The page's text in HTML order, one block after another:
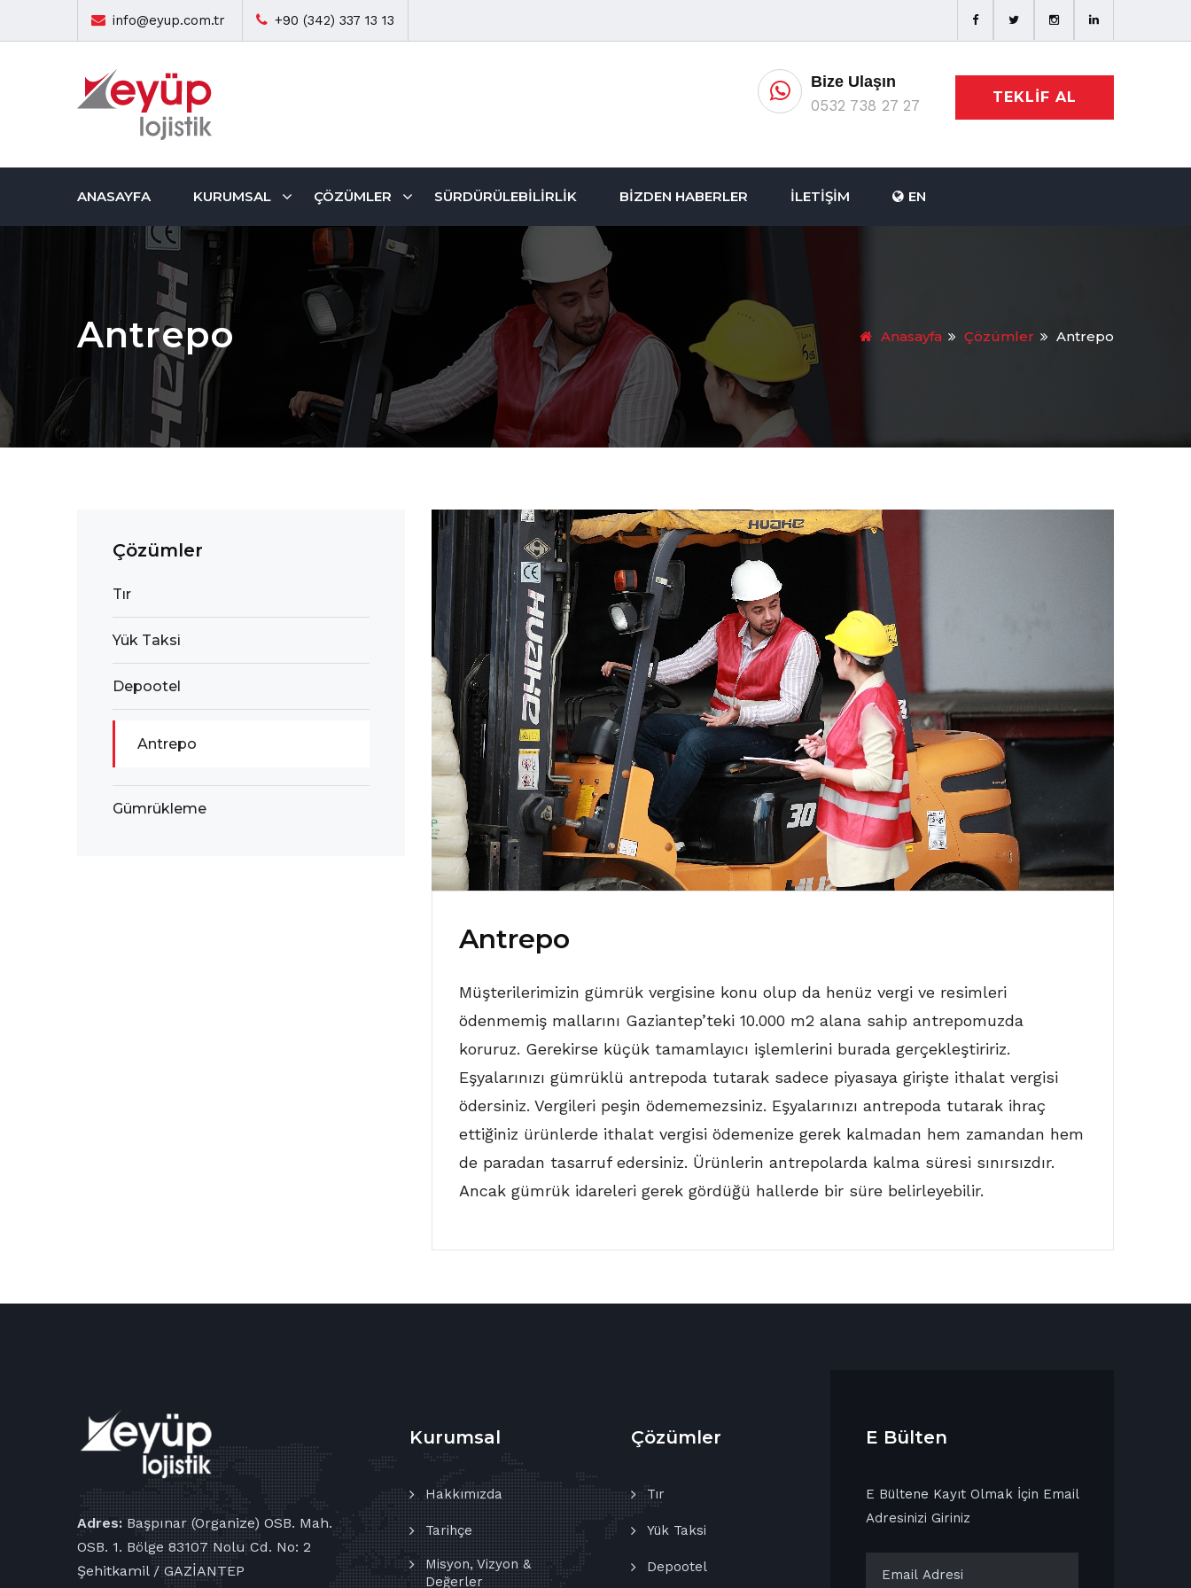
info@eyup.com.tr +90 (342) 337 13 13
TEKLIF AL
Bize Ulaşın
0532 738 27 27
ANASAYFA KURUMSAL ÇÖZÜMLER SÜRDÜRÜLEBILIRLIK BIZDEN HABERLER İLETIŞIM EN
Antrepo Anasayfa Çözümler Antrepo
Çözümler
Tır
Yük Taksi
Depootel
Antrepo
Gümrükleme
Antrepo
Müşterilerimizin gümrük vergisine konu olup da henüz vergi ve resimleri
ödenmemiş mallarını Gaziantep’teki 10.000 m2 alana sahip antrepomuzda
koruruz. Gerekirse küçük tamamlayıcı işlemlerini burada gerçekleştiririz.
Eşyalarınızı gümrüklü antrepoda tutarak sadece piyasaya girişte ithalat vergisi
ödersiniz. Vergileri peşin ödememezsiniz. Eşyalarınızı antrepoda tutarak ihraç
ettiğiniz ürünlerde ithalat vergisi ödemenize gerek kalmadan hem zamandan hem
de paradan tasarruf edersiniz. Ürünlerin antrepolarda kalma süresi sınırsızdır.
Ancak gümrük idareleri gerek gördüğü hallerde bir süre belirleyebilir.
Adres:Başpınar (Organize) OSB. Mah.
OSB. 1. Bölge 83107 Nolu Cd. No: 2
Şehitkamil / GAZİANTEP
Kurumsal
Hakkımızda
Tarihçe
Misyon, Vizyon &
Değerler
Çözümler
Tır
Yük Taksi
Depootel
E Bülten
E Bültene Kayıt Olmak İçin Email
Adresinizi Giriniz